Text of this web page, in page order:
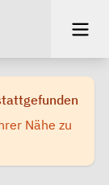
Nähe zu